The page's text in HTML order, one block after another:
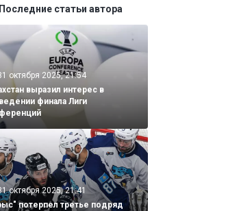
Последние статьи автора
октября 2025, 21:54
выразил интерес в
финала Лиги
октября 2025, 21:41
потерпел третье подряд